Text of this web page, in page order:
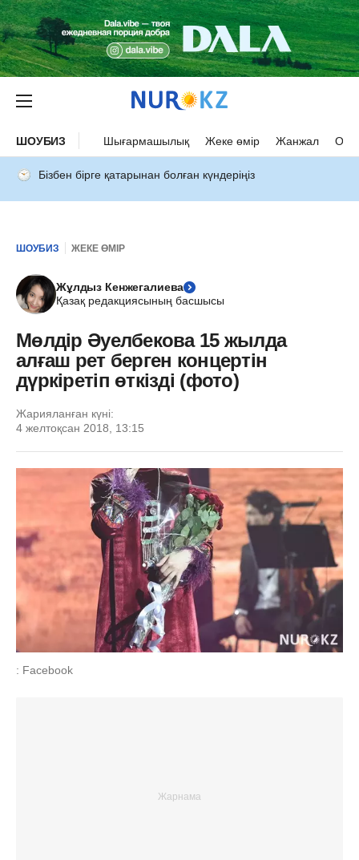
ШОУБИЗ Шығармашылық Жеке өмір Жанжал
Бізбен бірге қатарынан болған күндеріңіз
ШОУБИЗ ЖЕКЕ ӨМІР
Жұлдыз Кенжегалиева
Қазақ редакциясының басшысы
Мөлдір Әуелбекова 15 жылда
алғаш рет берген концертін
дүркіретіп өткізді (фото)
Жарияланған күні:
4 желтоқсан 2018, 13:15
: Facebook